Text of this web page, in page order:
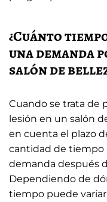
¿Cuánto
una demanda
salón de
Cuando se trata de
lesión en un salón
en cuenta el plazo
cantidad de tiempo
demanda después
Dependiendo de
tiempo puede